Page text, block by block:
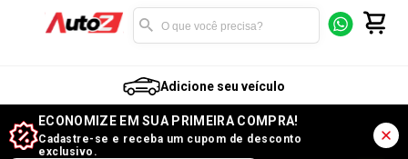
Adicione seu veículo
ECONOMIZE EM SUA PRIMEIRA COMPRA!
Cadastre-se e receba um cupom de desconto
exclusivo.